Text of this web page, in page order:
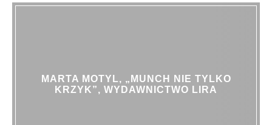
MARTA MOTYL, „MUNCH NIE TYLKO
KRZYK”, WYDAWNICTWO LIRA